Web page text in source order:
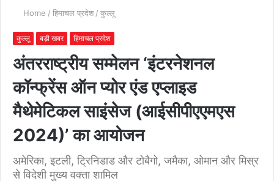
Home / हिमाचल प्रदेश / कुल्लू
कुल्लू बड़ी खबर हिमाचल प्रदेश
अंतरराष्ट्रीय सम्मेलन ‘इंटरनेशनल
कॉन्फ्रेंस ऑन प्योर एंड एप्लाइड
मैथेमेटिकल साइंसेज (आईसीपीएएमएस
2024)’ का आयोजन
अमेरिका, इटली, ट्रिनिडाड और टोबैगो, जमैका, ओमान और मिस्र
से विदेशी मुख्य वक्ता शामिल